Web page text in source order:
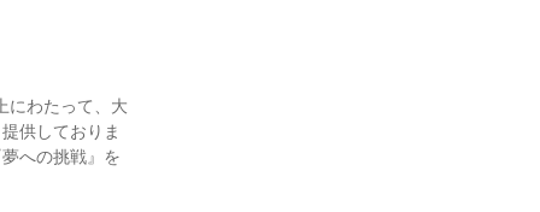
にわたって、大
供しておりま
への挑戦』を